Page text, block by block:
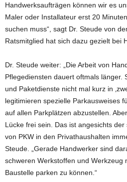
Handwerksaufträgen können wir es
Maler oder Installateur erst 20
suchen muss“, sagt Dr. Steude von
Ratsmitglied hat sich dazu gezielt bei
Dr. Steude weiter: „Die Arbeit von
Pflegediensten dauert oftmals länger.
und Paketdienste nicht mal kurz in
legitimieren spezielle Parkausweises
auf allen Parkplätzen abzustellen.
Lücke frei sein. Das ist angesichts
von PKW in den Privathaushalten
Steude. „Gerade Handwerker sind
schweren Werkstoffen und Werkzeug
Baustelle parken zu können.“